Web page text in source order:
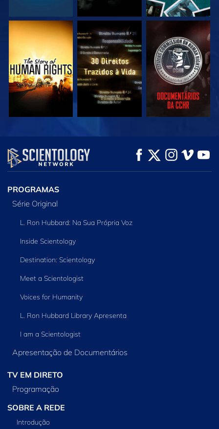
VEJA VEJA VEJA
VEJA EXPLORE A SÉRIE
PROGRAMAS
Série Original
L. Ron Hubbard: Na Sua Própria Voz
Inside Scientology
Destination: Scientology
Meet a Scientologist
Voices for Humanity
L. Ron Hubbard Library Apresenta
I am a Scientologist
Apresentação de Documentários
TV EM DIRETO
Programação
SOBRE A REDE
Introdução